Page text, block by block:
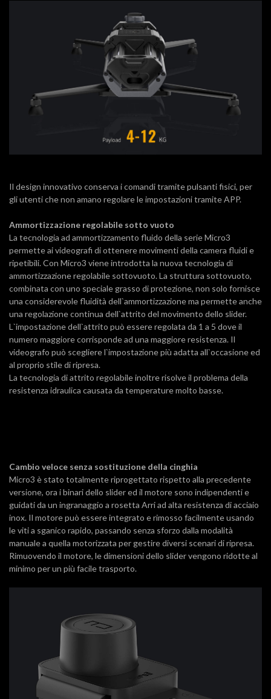
Il design innovativo conserva i comandi tramite pulsanti fisici, per
gli utenti che non amano regolare le impostazioni tramite APP.
Ammortizzazione regolabile sotto vuoto
La tecnologia ad ammortizzamento fluido della serie Micro3
permette ai videografi di ottenere movimenti della camera fluidi e
ripetibili. Con Micro3 viene introdotta la nuova tecnologia di
ammortizzazione regolabile sottovuoto. La struttura sottovuoto,
combinata con uno speciale grasso di protezione, non solo fornisce
una considerevole fluidità dell`ammortizzazione ma permette anche
una regolazione continua dell`attrito del movimento dello slider.
L`impostazione dell`attrito può essere regolata da 1 a 5 dove il
numero maggiore corrisponde ad una maggiore resistenza. Il
videografo può scegliere l`impostazione più adatta all`occasione ed
al proprio stile di ripresa.
La tecnologia di attrito regolabile inoltre risolve il problema della
resistenza idraulica causata da temperature molto basse.
Cambio veloce senza sostituzione della cinghia
Micro3 è stato totalmente riprogettato rispetto alla precedente
versione, ora i binari dello slider ed il motore sono indipendenti e
guidati da un ingranaggio a rosetta Arri ad alta resistenza di acciaio
inox. Il motore può essere integrato e rimosso facilmente usando
le viti a sganico rapido, passando senza sforzo dalla modalità
manuale a quella motorizzata per gestire diversi scenari di ripresa.
Rimuovendo il motore, le dimensioni dello slider vengono ridotte al
minimo per un più facile trasporto.